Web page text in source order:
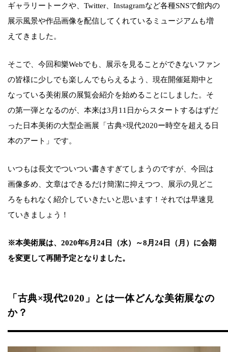
ギャラリートークや、Twitter、Instagramなど各種SNSで館内の
展示風景や作品画像を配信してくれているミュージアムも増
えてきました。
そこで、今回和樂Webでも、展示を見ることができないファン
の皆様に少しでも楽しんでもらえるよう、現在開催延期中と
なっている美術展の展覧会紹介を始めることにしました。そ
の第一弾となるのが、本来は3月11日からスタートするはずだ
った日本美術の大型企画展「古典×現代2020ー時空を超える日
本のアート」です。
いつもは長文でついつい書きすぎてしまうのですが、今回は
画像多め、文章はできるだけ簡潔に抑えつつ、展示の見どこ
ろをもれなく紹介していきたいと思います！それでは早速見
ていきましょう！
※本美術展は、2020年6月24日（水）～8月24日（月）に会期
を変更して再開予定となりました。
「古典×現代2020」とは一体どんな美術展なの
か？